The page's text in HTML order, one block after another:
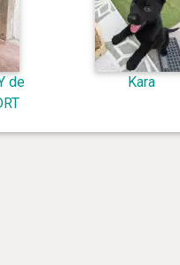
de
Kara